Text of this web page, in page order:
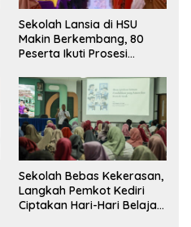
Sekolah Lansia di HSU
Makin Berkembang, 80
Peserta Ikuti Prosesi
Sekolah Bebas Kekerasan,
Langkah Pemkot Kediri
Ciptakan Hari-Hari Belajar